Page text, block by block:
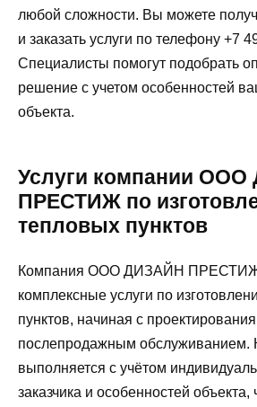
любой сложности. Вы можете
и заказать услуги по телефону +7
Специалисты помогут подобрать
решение с учетом особенностей
объекта.
Услуги компании
ПРЕСТИЖ по
тепловых пунктов
Компания ООО ДИЗАЙН ПРЕСТИЖ
комплексные услуги по
пунктов, начиная с
послепродажным обслуживанием.
выполняется с учётом
заказчика и особенностей объекта,